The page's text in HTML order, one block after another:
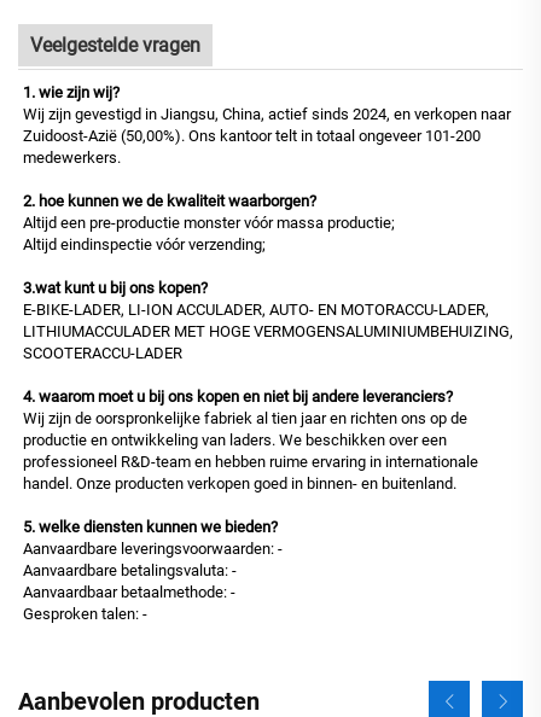
Veelgestelde vragen
1. wie zijn wij?
Wij zijn gevestigd in Jiangsu, China, actief sinds 2024, en verkopen naar
Zuidoost-Azië (50,00%). Ons kantoor telt in totaal ongeveer 101-200
medewerkers.
2. hoe kunnen we de kwaliteit waarborgen?
Altijd een pre-productie monster vóór massa productie;
Altijd eindinspectie vóór verzending;
3.wat kunt u bij ons kopen?
E-BIKE-LADER, LI-ION ACCULADER, AUTO- EN MOTORACCU-LADER,
LITHIUMACCULADER MET HOGE VERMOGENSALUMINIUMBEHUIZING,
SCOOTERACCU-LADER
4. waarom moet u bij ons kopen en niet bij andere leveranciers?
Wij zijn de oorspronkelijke fabriek al tien jaar en richten ons op de
productie en ontwikkeling van laders. We beschikken over een
professioneel R&D-team en hebben ruime ervaring in internationale
handel. Onze producten verkopen goed in binnen- en buitenland.
5. welke diensten kunnen we bieden?
Aanvaardbare leveringsvoorwaarden: -
Aanvaardbare betalingsvaluta: -
Aanvaardbaar betaalmethode: -
Gesproken talen: -
Aanbevolen producten